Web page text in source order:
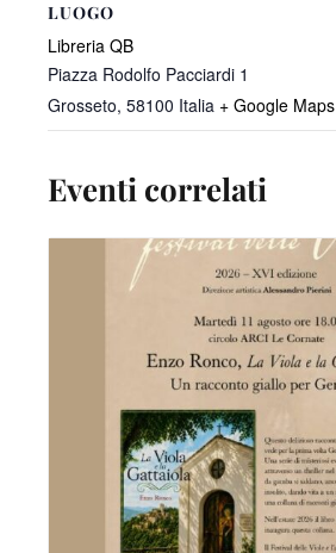
LUOGO
Libreria QB
Piazza Rodolfo Pacciardi 1
Grosseto, 58100 Italia + Google Maps
Eventi correlati